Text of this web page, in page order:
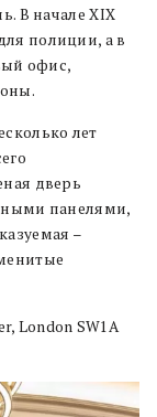
В начале XIX
полиции, а в
офис,
лет
дверь
панелями,
–
London SW1A